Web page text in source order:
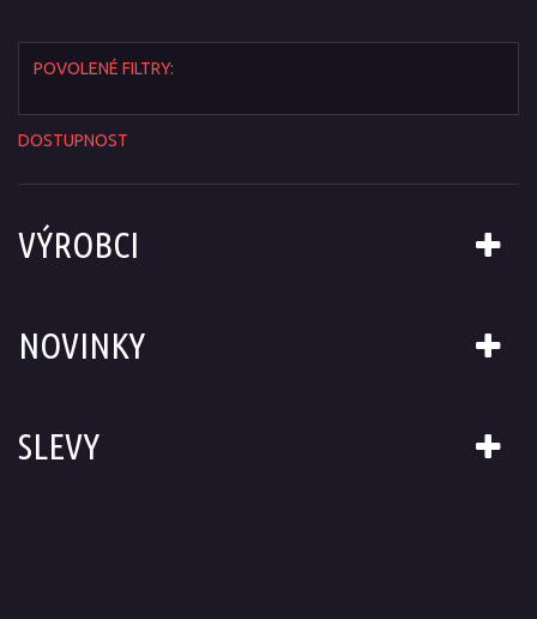
POVOLENÉ FILTRY:
DOSTUPNOST
VÝROBCI
NOVINKY
SLEVY